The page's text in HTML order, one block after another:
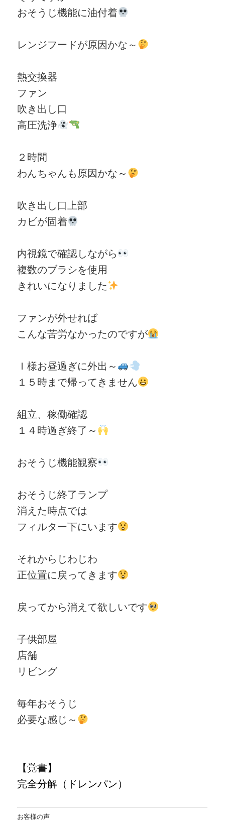
おそうじ機能に油付着
レンジフードが原因かな～
熱交換器
ファン
吹き出し口
高圧洗浄
２時間
わんちゃんも原因かな～
吹き出し口上部
カビが固着
内視鏡で確認しながら
複数のブラシを使用
きれいになりました
ファンが外せれば
こんな苦労なかったのですが
Ｉ様お昼過ぎに外出～
１５時まで帰ってきません
組立、稼働確認
１４時過ぎ終了～
おそうじ機能観察
おそうじ終了ランプ
消えた時点では
フィルター下にいます
それからじわじわ
正位置に戻ってきます
戻ってから消えて欲しいです
子供部屋
店舗
リビング
毎年おそうじ
必要な感じ～
【覚書】
完全分解（ドレンパン）
お客様の声